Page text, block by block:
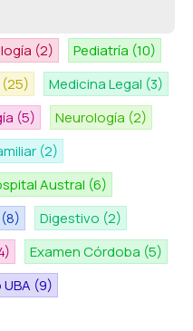
(2) Pediatría (10)
(25) Medicina Legal (3)
(5) Neurología (2)
(2)
Austral (6)
(8) Digestivo (2)
Examen Córdoba (5)
(9)